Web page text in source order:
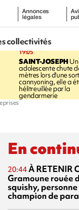
Annonces
légales
collectivités
19:05
SAINT-JOSEPH
adolescente chute
mètres lors d'une
cannyoning, elle a
hélitreuillée par la
gendarmerie
En
20:44À RETENIR
Gramoune rouée
squishy,
champion de